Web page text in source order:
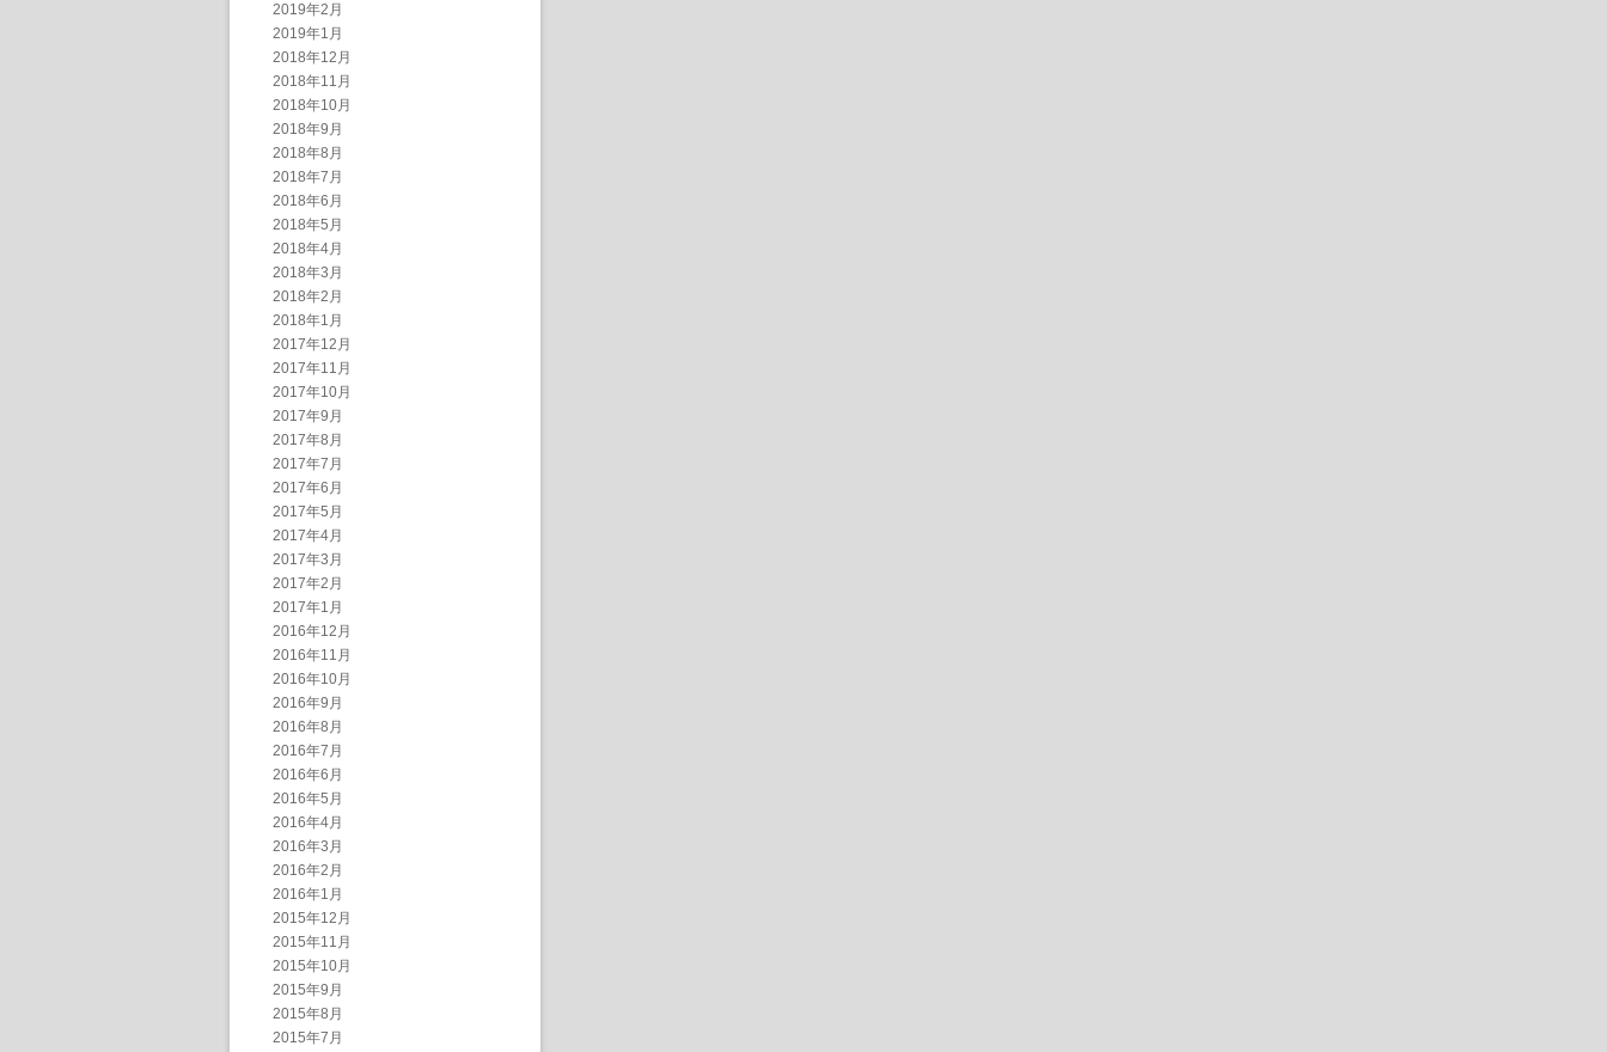
2019年2月
2019年1月
2018年12月
2018年11月
2018年10月
2018年9月
2018年8月
2018年7月
2018年6月
2018年5月
2018年4月
2018年3月
2018年2月
2018年1月
2017年12月
2017年11月
2017年10月
2017年9月
2017年8月
2017年7月
2017年6月
2017年5月
2017年4月
2017年3月
2017年2月
2017年1月
2016年12月
2016年11月
2016年10月
2016年9月
2016年8月
2016年7月
2016年6月
2016年5月
2016年4月
2016年3月
2016年2月
2016年1月
2015年12月
2015年11月
2015年10月
2015年9月
2015年8月
2015年7月